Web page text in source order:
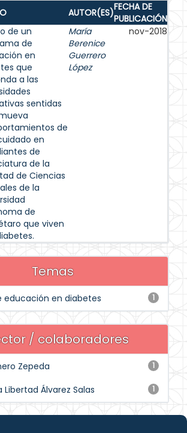
AUTOR(ES)FECHA DE
PUBLICACIÓN
de un
de
en
que
a las
sentidas
de
en
de
de la
de Ciencias
de la
de
que viven
María
Berenice
Guerrero
López
nov-2018
Temas
1
educación en diabetes
/ colaboradores
1
Zepeda
1
Libertad Álvarez Salas